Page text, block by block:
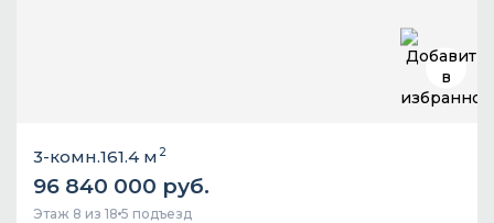
3-комн.161.4 м 2
96 840 000 руб.
Этаж 8 из 18 5 подъезд